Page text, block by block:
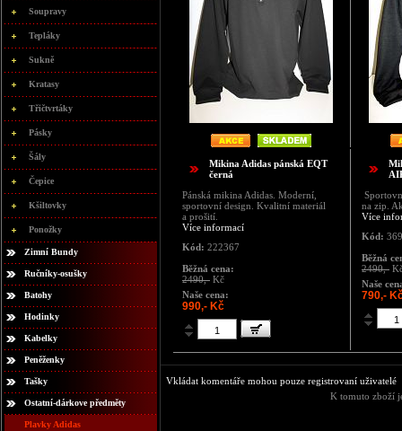
Soupravy
Tepláky
Sukně
Kratasy
Třičtvrtáky
Pásky
Šály
Čepice
Kšiltovky
Ponožky
Zimní Bundy
Ručníky-osušky
Batohy
Hodinky
Kabelky
Peněženky
Tašky
Ostatní-dárkove předměty
Plavky Adidas
Mikina Adidas pánská EQT
černá
Pánská mikina Adidas. Moderní,
sportovní design. Kvalitní materiál
a prošití.
Více informací
Kód: 222367
Běžná cena:
2490,- Kč
Naše cena:
990,- Kč
na zip.
Více
Kód:
Běžná
2490,-
Naše
790,-
Vkládat komentáře mohou pouze registrovaní uživatelé
K tomuto zboží